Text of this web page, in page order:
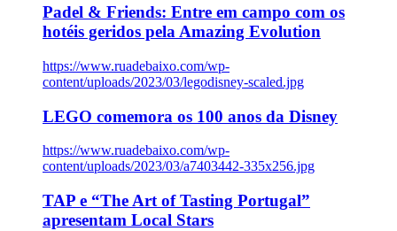
Padel & Friends: Entre em campo com os
hotéis geridos pela Amazing Evolution
https://www.ruadebaixo.com/wp-
content/uploads/2023/03/legodisney-scaled.jpg
LEGO comemora os 100 anos da Disney
https://www.ruadebaixo.com/wp-
content/uploads/2023/03/a7403442-335x256.jpg
TAP e “The Art of Tasting Portugal”
apresentam Local Stars